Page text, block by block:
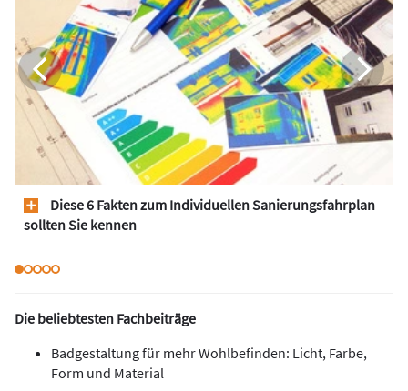
Diese 6 Fakten zum Individuellen Sanierungsfahrplan
sollten Sie kennen
Die beliebtesten Fachbeiträge
Badgestaltung für mehr Wohlbefinden: Licht, Farbe,
Form und Material